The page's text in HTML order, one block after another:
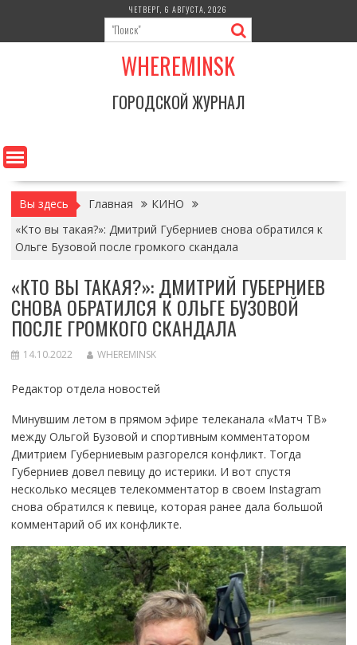
содержимому
ЧЕТВЕРГ, 6 АВГУСТА, 2026
WHEREMINSK
ГОРОДСКОЙ ЖУРНАЛ
Вы здесь Главная
КИНО
«Кто вы такая?»: Дмитрий Губерниев снова обратился к
Ольге Бузовой после громкого скандала
«КТО ВЫ ТАКАЯ?»: ДМИТРИЙ ГУБЕРНИЕВ
СНОВА ОБРАТИЛСЯ К ОЛЬГЕ БУЗОВОЙ
ПОСЛЕ ГРОМКОГО СКАНДАЛА
14.10.2022 WHEREMINSK
Редактор отдела новостей
Минувшим летом в прямом эфире телеканала «Матч ТВ»
между Ольгой Бузовой и спортивным комментатором
Дмитрием Губерниевым разгорелся конфликт. Тогда
Губерниев довел певицу до истерики. И вот спустя
несколько месяцев телекомментатор в своем Instagram
снова обратился к певице, которая ранее дала большой
комментарий об их конфликте.